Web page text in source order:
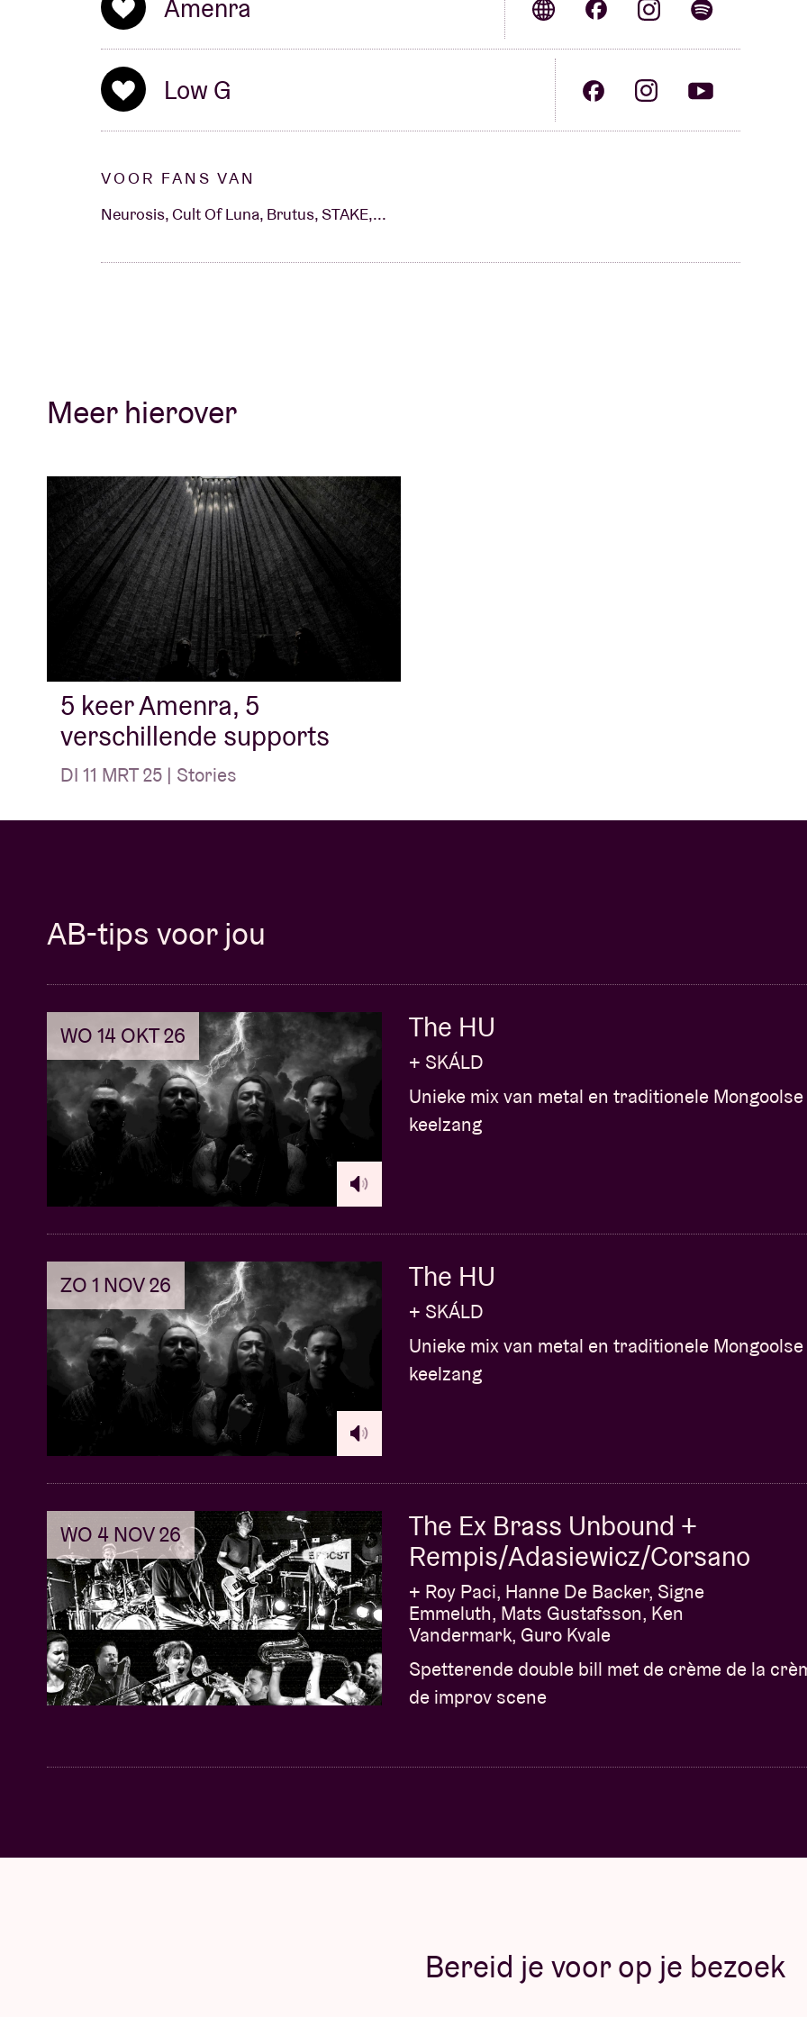
Amenra
Low G
VOOR FANS VAN
Neurosis, Cult Of Luna, Brutus, STAKE,...
Meer hierover
5 keer Amenra, 5
verschillende supports
DI 11 MRT 25 | Stories
AB-tips voor jou
WO 14 OKT 26 The HU
+ SKÁLD
Unieke mix van metal en traditionele Mongoolse
keelzang
ZO 1 NOV 26 The HU
+ SKÁLD
Unieke mix van metal en traditionele Mongoolse
keelzang
WO 4 NOV 26
The Ex Brass Unbound +
Rempis/Adasiewicz/Corsano
+ Roy Paci, Hanne De Backer, Signe
Emmeluth, Mats Gustafsson, Ken
Vandermark, Guro Kvale
Spetterende double bill met de crème de la
de improv scene
Bereid je voor op je bezoek